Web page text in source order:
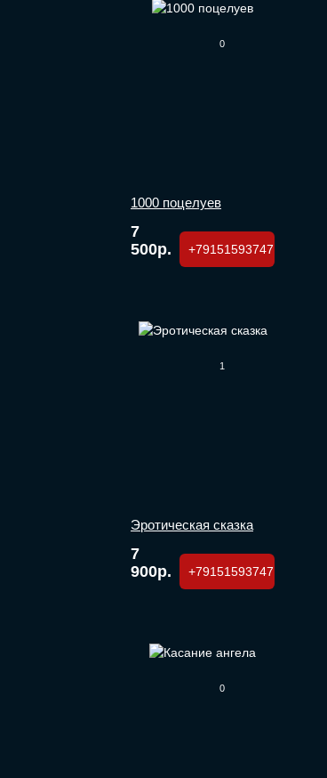
0
1000 поцелуев
7
500р.
+79151593747
1
Эротическая сказка
7
900р.
+79151593747
0